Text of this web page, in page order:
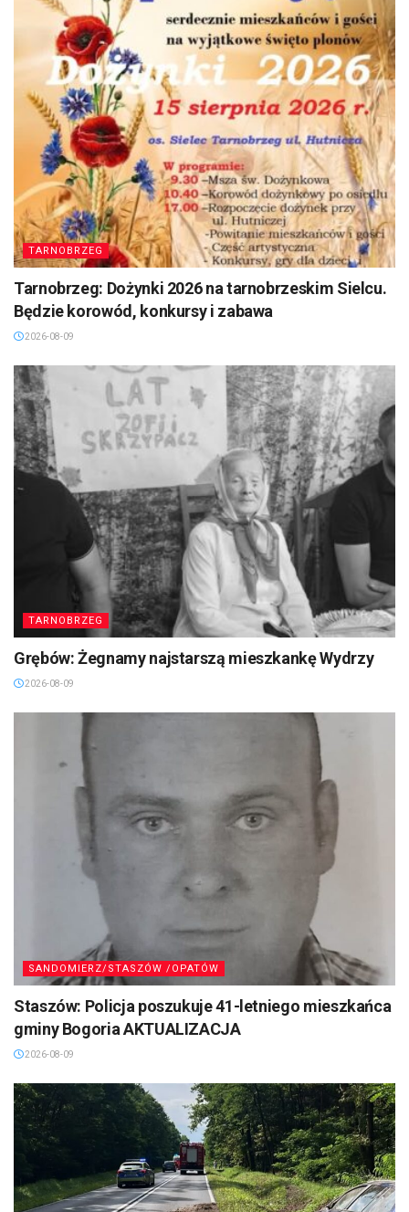
TARNOBRZEG
Tarnobrzeg: Dożynki 2026 na tarnobrzeskim Sielcu.
Będzie korowód, konkursy i zabawa
2026-08-09
TARNOBRZEG
Grębów: Żegnamy najstarszą mieszkankę Wydrzy
2026-08-09
SANDOMIERZ/STASZÓW /OPATÓW
Staszów: Policja poszukuje 41-letniego mieszkańca
gminy Bogoria AKTUALIZACJA
2026-08-09